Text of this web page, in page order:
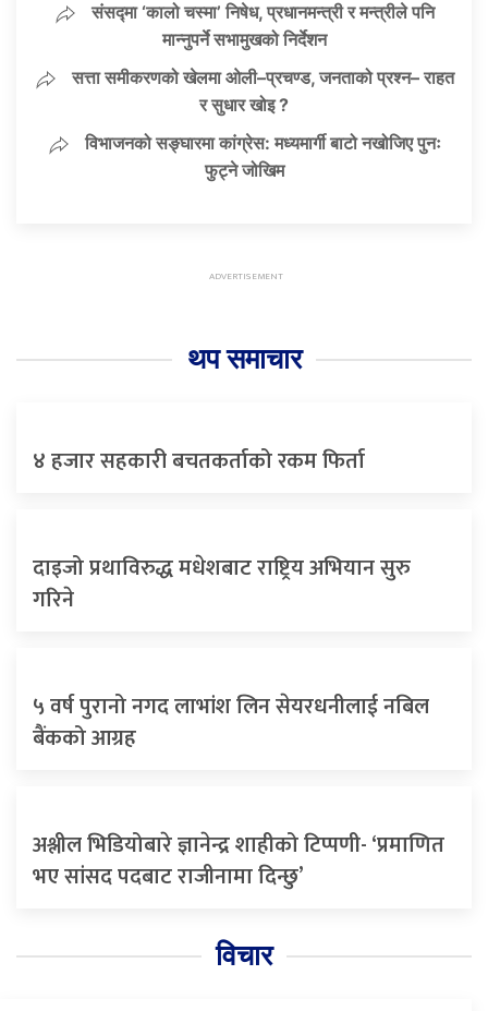
संसद्मा ‘कालो चस्मा’ निषेध, प्रधानमन्त्री र मन्त्रीले पनि
मान्नुपर्ने सभामुखको निर्देशन
सत्ता समीकरणको खेलमा ओली–प्रचण्ड, जनताको प्रश्न– राहत
र सुधार खोइ ?
विभाजनको सङ्घारमा कांग्रेस: मध्यमार्गी बाटो नखोजिए पुनः
फुट्ने जोखिम
थप समाचार
४ हजार सहकारी बचतकर्ताको रकम फिर्ता
दाइजो प्रथाविरुद्ध मधेशबाट राष्ट्रिय अभियान सुरु
गरिने
५ वर्ष पुरानो नगद लाभांश लिन सेयरधनीलाई नबिल
बैंकको आग्रह
अश्लील भिडियोबारे ज्ञानेन्द्र शाहीको टिप्पणी- ‘प्रमाणित
भए सांसद पदबाट राजीनामा दिन्छु’
विचार